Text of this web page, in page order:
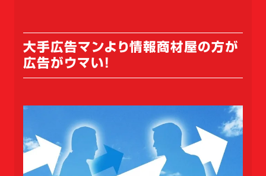
大手広告マンより情報商材屋の方が
広告がウマい！